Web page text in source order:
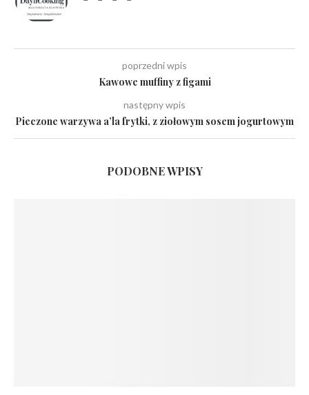
poprzedni wpis
Kawowe muffiny z figami
następny wpis
Pieczone warzywa a’la frytki, z ziołowym sosem jogurtowym
PODOBNE WPISY